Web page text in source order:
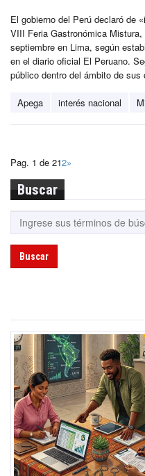
El gobierno del Perú declaró de
VIII Feria Gastronómica
septiembre en Lima, según
en el diario oficial El Peruano.
público dentro del ámbito de
Apega interés nacional
Pag. 1 de 212»
Buscar
Buscar